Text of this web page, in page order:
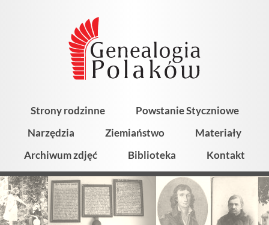
Strony rodzinne
Powstanie Styczniowe
Narzędzia
Ziemiaństwo
Materiały
Archiwum zdjęć
Biblioteka Kontakt